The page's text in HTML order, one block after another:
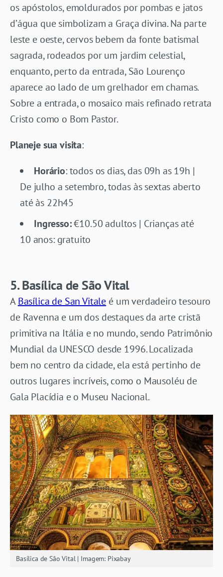
os apóstolos, emoldurados por pombas e jatos
d’água que simbolizam a Graça divina. Na parte
leste e oeste, cervos bebem da fonte batismal
sagrada, rodeados por um jardim celestial,
enquanto, perto da entrada, São Lourenço
aparece ao lado de um grelhador em chamas.
Sobre a entrada, o mosaico mais refinado retrata
Cristo como o Bom Pastor.
Planeje sua visita:
Horário: todos os dias, das 09h as 19h |
De julho a setembro, todas às sextas aberto
até às 22h45
Ingresso:€10.50 adultos | Crianças até
10 anos: gratuito
5. Basílica de São Vital
ABasílica de San Vitale é um verdadeiro tesouro
de Ravenna e um dos destaques da arte cristã
primitiva na Itália e no mundo, sendo Patrimônio
Mundial da UNESCO desde 1996. Localizada
bem no centro da cidade, ela está pertinho de
outros lugares incríveis, como o Mausoléu de
Gala Placídia e o Museu Nacional.
Basílica de São Vital | Imagem: Pixabay